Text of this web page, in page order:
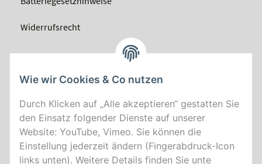
Widerrufsrecht
Wie wir Cookies & Co nutzen
Durch Klicken auf „Alle akzeptieren“ gestatten Sie
den Einsatz folgender Dienste auf unserer
Website: YouTube, Vimeo. Sie können die
Einstellung jederzeit ändern (Fingerabdruck-Icon
links unten). Weitere Details finden Sie unte